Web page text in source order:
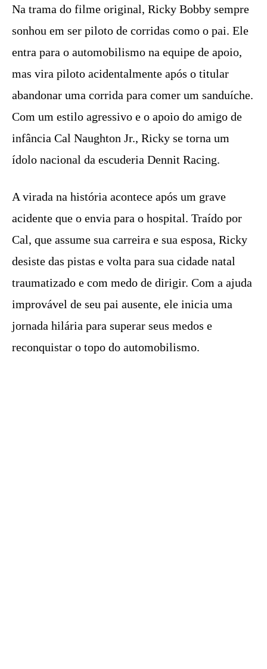
Na trama do filme original, Ricky Bobby sempre
sonhou em ser piloto de corridas como o pai. Ele
entra para o automobilismo na equipe de apoio,
mas vira piloto acidentalmente após o titular
abandonar uma corrida para comer um sanduíche.
Com um estilo agressivo e o apoio do amigo de
infância Cal Naughton Jr., Ricky se torna um
ídolo nacional da escuderia Dennit Racing.
A virada na história acontece após um grave
acidente que o envia para o hospital. Traído por
Cal, que assume sua carreira e sua esposa, Ricky
desiste das pistas e volta para sua cidade natal
traumatizado e com medo de dirigir. Com a ajuda
improvável de seu pai ausente, ele inicia uma
jornada hilária para superar seus medos e
reconquistar o topo do automobilismo.